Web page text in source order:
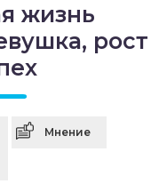
жизнь
рост
Мнение